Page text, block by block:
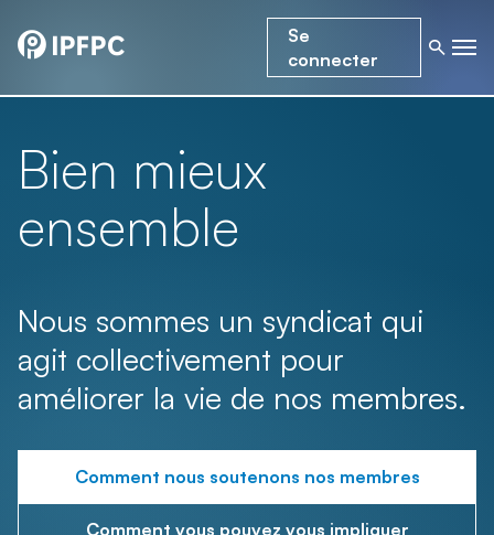
Se
connecter
Bien mieux
ensemble
Nous sommes un syndicat qui
agit collectivement pour
améliorer la vie de nos membres.
Comment nous soutenons nos membres
Comment vous pouvez vous impliquer